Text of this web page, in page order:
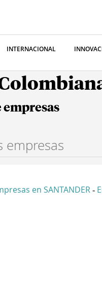
INTERNACIONAL
en SANTANDER -